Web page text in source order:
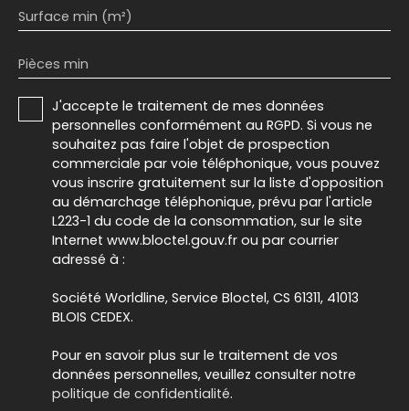
Surface min (m²)
Pièces min
J'accepte le traitement de mes données
personnelles conformément au RGPD. Si vous ne
souhaitez pas faire l'objet de prospection
commerciale par voie téléphonique, vous pouvez
vous inscrire gratuitement sur la liste d'opposition
au démarchage téléphonique, prévu par l'article
L223-1 du code de la consommation, sur le site
Internet www.bloctel.gouv.fr ou par courrier
adressé à :
Société Worldline, Service Bloctel, CS 61311, 41013
BLOIS CEDEX.
Pour en savoir plus sur le traitement de vos
données personnelles, veuillez consulter notre
politique de confidentialité.